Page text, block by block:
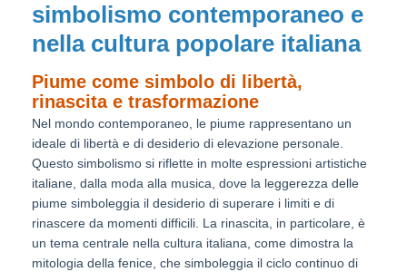
simbolismo contemporaneo e
nella cultura popolare italiana
Piume come simbolo di libertà,
rinascita e trasformazione
Nel mondo contemporaneo, le piume rappresentano un
ideale di libertà e di desiderio di elevazione personale.
Questo simbolismo si riflette in molte espressioni artistiche
italiane, dalla moda alla musica, dove la leggerezza delle
piume simboleggia il desiderio di superare i limiti e di
rinascere da momenti difficili. La rinascita, in particolare, è
un tema centrale nella cultura italiana, come dimostra la
mitologia della fenice, che simboleggia il ciclo continuo di